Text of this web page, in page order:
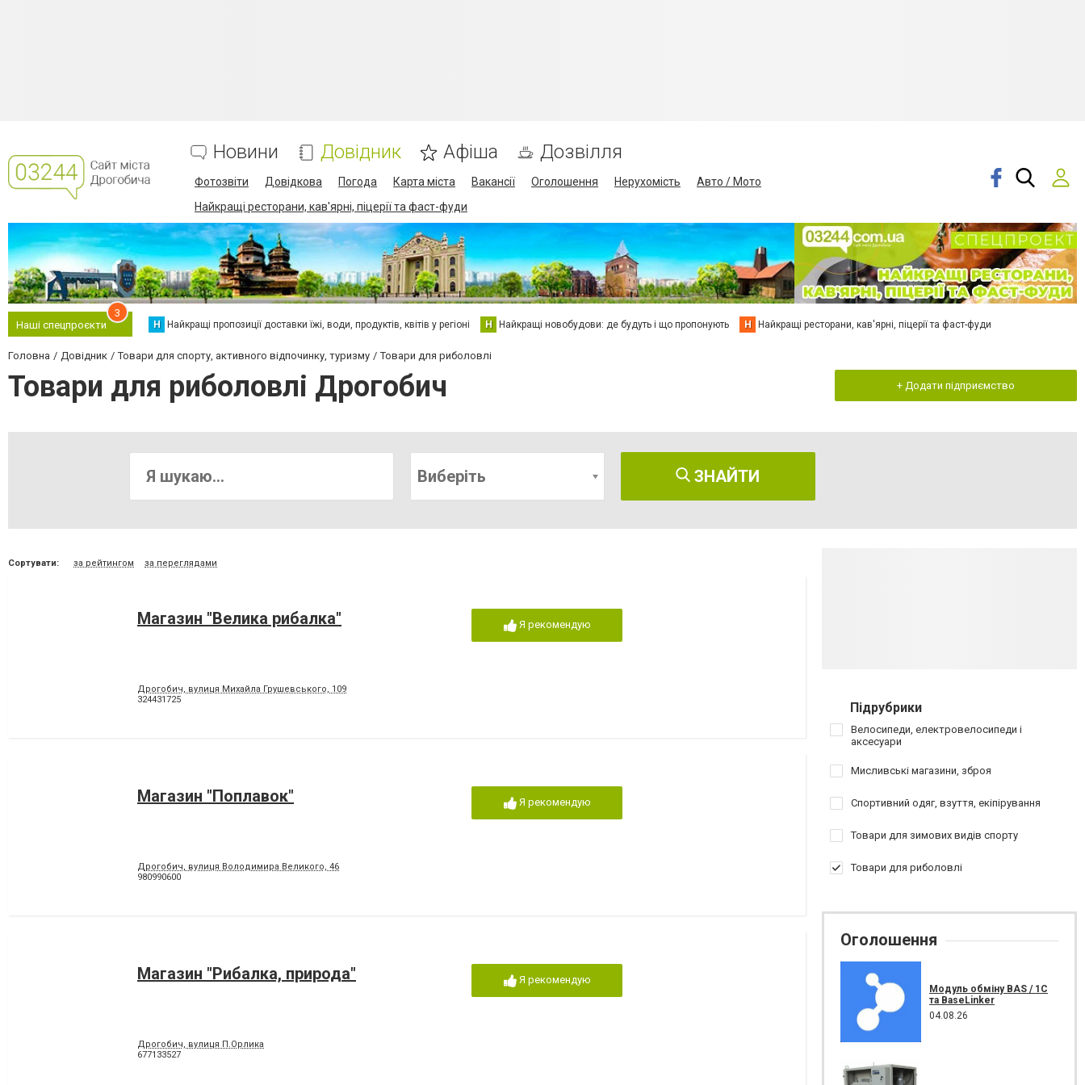
Новини Довідник Афіша Дозвілля
Фотозвіти Довідкова Погода Карта міста Вакансії Оголошення Нерухомість
Авто / Мото
Найкращі ресторани, кав'ярні, піцерії та фаст-фуди
Наші спецпроєкти
3
Н Найкращі пропозиції доставки їжі, води, продуктів, квітів у регіоні Н Найкращі новобудови: де будуть і що пропонують Н Найкращі ресторани, кав'ярні, піцерії та фаст-фуди
Головна Довідник Товари для спорту, активного відпочинку, туризму Товари для риболовлі
Товари для риболовлі Дрогобич + Додати підприємство
Виберіть ЗНАЙТИ
Сортувати: за рейтингом за переглядами
Магазин "Велика рибалка"
Дрогобич, вулиця Михайла Грушевського, 109
324431725
Я рекомендую
Магазин "Поплавок"
Дрогобич, вулиця Володимира Великого, 46
980990600
Я рекомендую
Магазин "Рибалка, природа"
Дрогобич, вулиця П.Орлика
677133527
Я рекомендую
Підрубрики
Велосипеди, електровелосипеди і
аксесуари
Мисливські магазини, зброя
Спортивний одяг, взуття, екіпірування
Товари для зимових видів спорту
Товари для риболовлі
Оголошення
Модуль обміну BAS / 1C
та BaseLinker
04.08.26